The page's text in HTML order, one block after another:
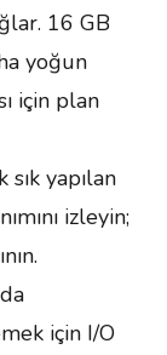
16 GB
yoğun
için plan
yapılan
izleyin;
için I/O